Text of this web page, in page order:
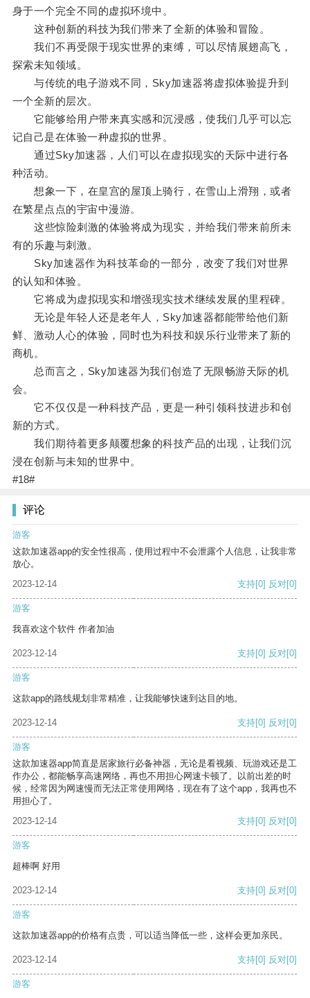
身于一个完全不同的虚拟环境中。
这种创新的科技为我们带来了全新的体验和冒险。
我们不再受限于现实世界的束缚，可以尽情展翅高飞，
探索未知领域。
与传统的电子游戏不同，Sky加速器将虚拟体验提升到
一个全新的层次。
它能够给用户带来真实感和沉浸感，使我们几乎可以忘
记自己是在体验一种虚拟的世界。
通过Sky加速器，人们可以在虚拟现实的天际中进行各
种活动。
想象一下，在皇宫的屋顶上骑行，在雪山上滑翔，或者
在繁星点点的宇宙中漫游。
这些惊险刺激的体验将成为现实，并给我们带来前所未
有的乐趣与刺激。
Sky加速器作为科技革命的一部分，改变了我们对世界
的认知和体验。
它将成为虚拟现实和增强现实技术继续发展的里程碑。
无论是年轻人还是老年人，Sky加速器都能带给他们新
鲜、激动人心的体验，同时也为科技和娱乐行业带来了新的
商机。
总而言之，Sky加速器为我们创造了无限畅游天际的机
会。
它不仅仅是一种科技产品，更是一种引领科技进步和创
新的方式。
我们期待着更多颠覆想象的科技产品的出现，让我们沉
浸在创新与未知的世界中。
#18#
评论
游客
这款加速器app的安全性很高，使用过程中不会泄露个人信息，让我非常
放心。
2023-12-14
支持[0] 反对[0]
游客
我喜欢这个软件 作者加油
2023-12-14 支持[0] 反对[0]
游客
这款app的路线规划非常精准，让我能够快速到达目的地。
2023-12-14 支持[0] 反对[0]
游客
这款加速器app简直是居家旅行必备神器，无论是看视频、玩游戏还是工
作办公，都能畅享高速网络，再也不用担心网速卡顿了。以前出差的时
候，经常因为网速慢而无法正常使用网络，现在有了这个app，我再也不
用担心了。
2023-12-14
支持[0] 反对[0]
游客
超棒啊 好用
2023-12-14 支持[0] 反对[0]
游客
这款加速器app的价格有点贵，可以适当降低一些，这样会更加亲民。
2023-12-14 支持[0] 反对[0]
游客